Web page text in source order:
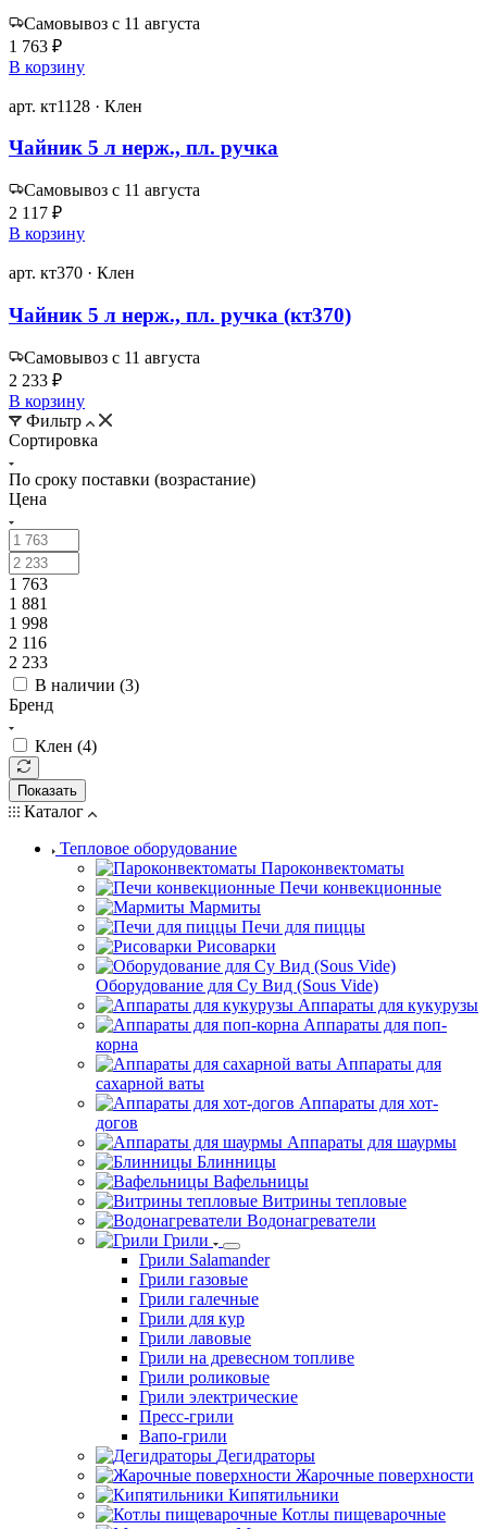
Самовывоз с 11 августа
1 763 ₽
В корзину
арт. кт1128 · Клен
Чайник 5 л нерж., пл. ручка
Самовывоз с 11 августа
2 117 ₽
В корзину
арт. кт370 · Клен
Чайник 5 л нерж., пл. ручка (кт370)
Самовывоз с 11 августа
2 233 ₽
В корзину
Фильтр
Сортировка
По сроку поставки (возрастание)
Цена
1 763
1 881
1 998
2 116
2 233
В наличии (3)
Бренд
Клен (4)
Показать
Каталог
Тепловое оборудование
Пароконвектоматы
Печи конвекционные
Мармиты
Печи для пиццы
Рисоварки
Оборудование для Су Вид (Sous Vide)
Аппараты для кукурузы
Аппараты для поп-
корна
Аппараты для
сахарной ваты
Аппараты для хот-
догов
Аппараты для шаурмы
Блинницы
Вафельницы
Витрины тепловые
Водонагреватели
Грили
Грили Salamander
Грили газовые
Грили галечные
Грили для кур
Грили лавовые
Грили на древесном топливе
Грили роликовые
Грили электрические
Пресс-грили
Вапо-грили
Дегидраторы
Жарочные поверхности
Кипятильники
Котлы пищеварочные